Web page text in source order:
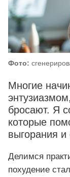
Фото:
Многие
бросают. Я
которые
выгорания и
Делимся
похудение